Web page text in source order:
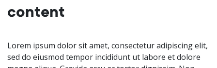
content
Lorem ipsum dolor sit amet, consectetur adipiscing elit,
sed do eiusmod tempor incididunt ut labore et dolore